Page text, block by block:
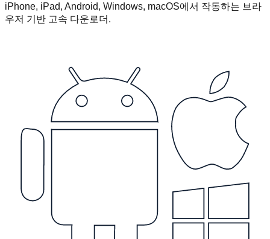
iPhone, iPad, Android, Windows, macOS에서 작동하는 브라
우저 기반 고속 다운로더.